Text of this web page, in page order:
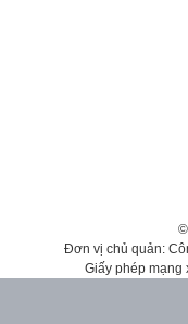
Đơn vị chủ quản:
Giấy phép mạng